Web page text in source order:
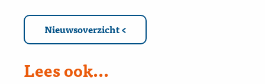
Nieuwsoverzicht
Lees ook...